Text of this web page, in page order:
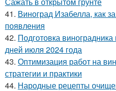
41. Виноград Изабелла, как
появления
42. Подготовка
дней июля 2024 года
43. Оптимизация работ на
стратегии и практики
44. Народные рецепты